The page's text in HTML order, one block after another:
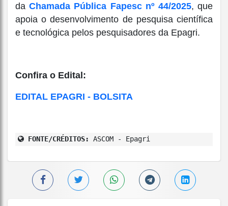
daChamada Pública Fapesc nº 44/2025, que
apoia o desenvolvimento de pesquisa científica
e tecnológica pelos pesquisadores da Epagri.
Confira o Edital:
EDITAL EPAGRI - BOLSITA
FONTE/CRÉDITOS: ASCOM - Epagri